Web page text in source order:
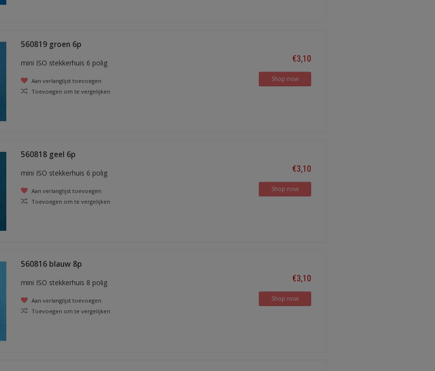
560819 groen 6p
mini ISO stekkerhuis 6 polig
Aan verlanglijst toevoegen
Toevoegen om te vergelijken
€3,10
Shop now
560818 geel 6p
mini ISO stekkerhuis 6 polig
Aan verlanglijst toevoegen
Toevoegen om te vergelijken
€3,10
Shop now
560816 blauw 8p
mini ISO stekkerhuis 8 polig
Aan verlanglijst toevoegen
Toevoegen om te vergelijken
€3,10
Shop now